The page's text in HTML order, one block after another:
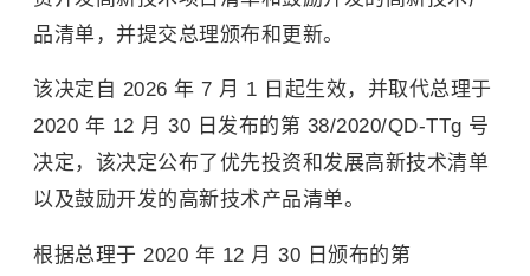
品清单，并提交总理颁布和更新。
该决定自 2026 年 7 月 1 日起生效，并取代总理于
2020 年 12 月 30 日发布的第 38/2020/QD-TTg 号
决定，该决定公布了优先投资和发展高新技术清单
以及鼓励开发的高新技术产品清单。
根据总理于 2020 年 12 月 30 日颁布的第